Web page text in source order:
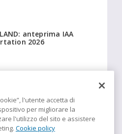
anteprima IAA
2026
equipaggiati con
Insulation
l'utente accetta di
per migliorare la
l'utilizzo del sito e assistere
Cookie policy